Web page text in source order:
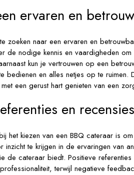
ervaren en
zoeken naar een ervaren en
de nodige kennis en vaardigheden
kun je vertrouwen op een
bedienen en alles netjes op te
een gerust hart genieten van een
en
het kiezen van een BBQ cateraar is
inzicht te krijgen in de ervaringen van
de cateraar biedt. Positieve
terwijl negatieve